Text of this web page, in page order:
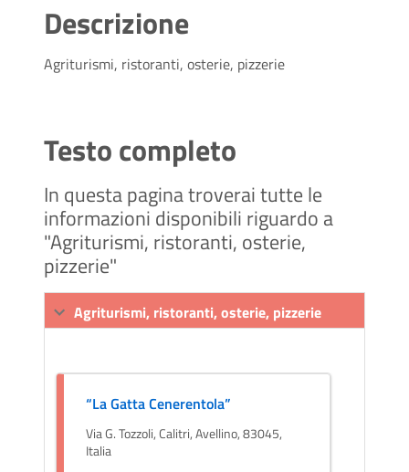
Descrizione
Agriturismi, ristoranti, osterie, pizzerie
Testo completo
In questa pagina troverai tutte le
informazioni disponibili riguardo a
"Agriturismi, ristoranti, osterie,
pizzerie"
Agriturismi, ristoranti, osterie, pizzerie
“La Gatta Cenerentola”
Via G. Tozzoli, Calitri, Avellino, 83045,
Italia